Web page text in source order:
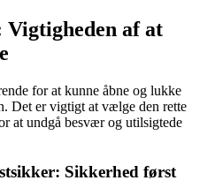
Vigtigheden af at
for at kunne åbne og lukke
Det er vigtigt at vælge den rette
at undgå besvær og utilsigtede
Sikkerhed først